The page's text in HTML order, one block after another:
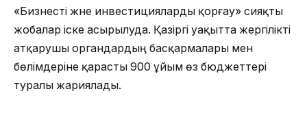
«Бизнесті және инвестицияларды қорғау» сияқты
жобалар іске асырылуда. Қазіргі уақытта жергілікті
атқарушы органдардың басқармалары мен
бөлімдеріне қарасты 900 ұйым өз бюджеттері
туралы жариялады.